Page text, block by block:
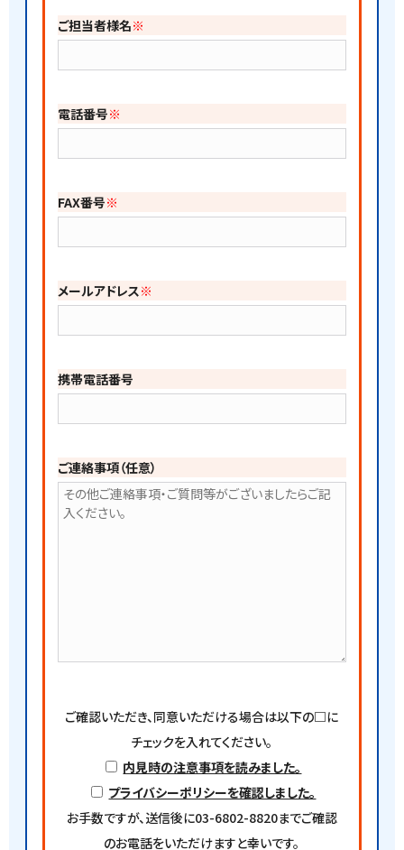
ご担当者様名※
電話番号※
FAX番号※
メールアドレス※
携帯電話番号
ご連絡事項（任意）
ご確認いただき、同意いただける場合は以下の□に
チェックを入れてください。
︎内見時の注意事項を読みました。
プライバシーポリシーを確認しました。
お手数ですが、送信後に03-6802-8820までご確認
のお電話をいただけますと幸いです。